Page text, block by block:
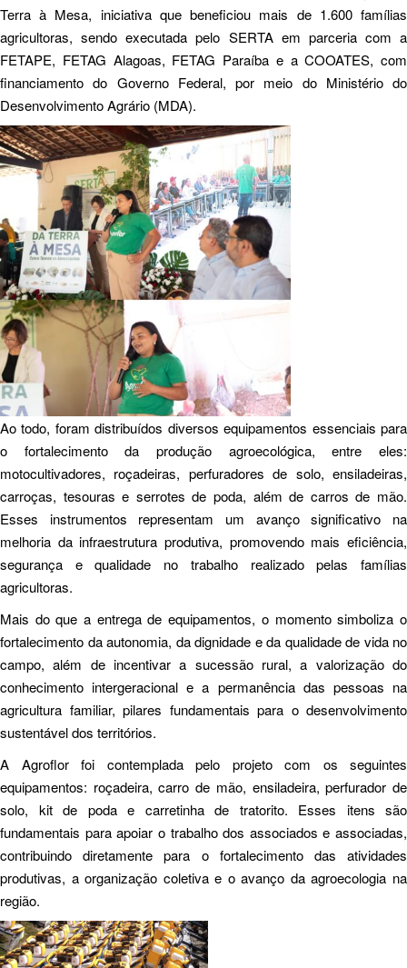
Terra à Mesa, iniciativa que beneficiou mais de 1.600 famílias
agricultoras, sendo executada pelo SERTA em parceria com a
FETAPE, FETAG Alagoas, FETAG Paraíba e a COOATES, com
financiamento do Governo Federal, por meio do Ministério do
Desenvolvimento Agrário (MDA).
Ao todo, foram distribuídos diversos equipamentos essenciais para
o fortalecimento da produção agroecológica, entre eles:
motocultivadores, roçadeiras, perfuradores de solo, ensiladeiras,
carroças, tesouras e serrotes de poda, além de carros de mão.
Esses instrumentos representam um avanço significativo na
melhoria da infraestrutura produtiva, promovendo mais eficiência,
segurança e qualidade no trabalho realizado pelas famílias
agricultoras.
Mais do que a entrega de equipamentos, o momento simboliza o
fortalecimento da autonomia, da dignidade e da qualidade de vida no
campo, além de incentivar a sucessão rural, a valorização do
conhecimento intergeracional e a permanência das pessoas na
agricultura familiar, pilares fundamentais para o desenvolvimento
sustentável dos territórios.
A Agroflor foi contemplada pelo projeto com os seguintes
equipamentos: roçadeira, carro de mão, ensiladeira, perfurador de
solo, kit de poda e carretinha de tratorito. Esses itens são
fundamentais para apoiar o trabalho dos associados e associadas,
contribuindo diretamente para o fortalecimento das atividades
produtivas, a organização coletiva e o avanço da agroecologia na
região.